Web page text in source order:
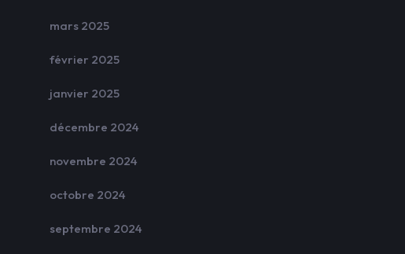
mars 2025
février 2025
janvier 2025
décembre 2024
novembre 2024
octobre 2024
septembre 2024